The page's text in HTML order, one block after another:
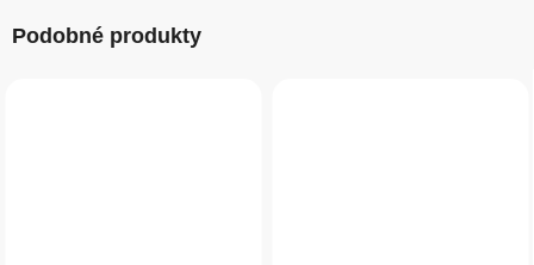
Podobné produkty